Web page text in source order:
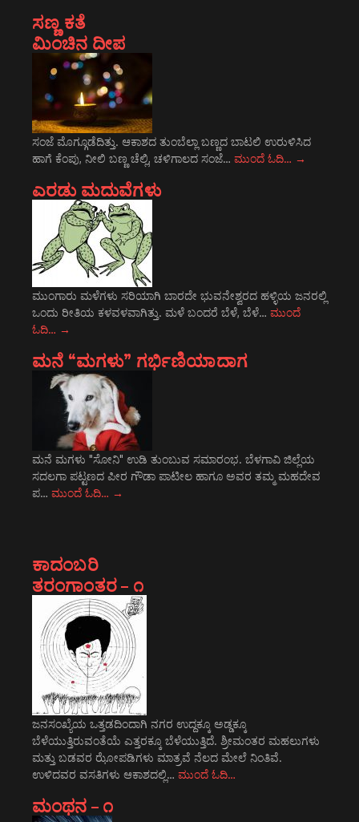
ಸಣ್ಣ ಕತೆ
ಮಿಂಚಿನ ದೀಪ
ಸಂಜೆ ಮೊಗ್ಗೂಡೆದಿತ್ತು. ಆಕಾಶದ ತುಂಬೆಲ್ಲಾ ಬಣ್ಣದ ಬಾಟಲಿ ಉರುಳಿಸಿದ
ಹಾಗೆ ಕೆಂಪು, ನೀಲಿ ಬಣ್ಣ ಚೆಲ್ಲಿ, ಚಳಿಗಾಲದ ಸಂಜೆ… ಮುಂದೆ ಓದಿ… →
ಎರಡು ಮದುವೆಗಳು
ಮುಂಗಾರು ಮಳೆಗಳು ಸರಿಯಾಗಿ ಬಾರದೇ ಭುವನೇಶ್ವರದ ಹಳ್ಳಿಯ ಜನರಲ್ಲಿ
ಒಂದು ರೀತಿಯ ಕಳವಳವಾಗಿತ್ತು. ಮಳೆ ಬಂದರೆ ಬೆಳೆ, ಬೆಳೆ… ಮುಂದೆ
ಓದಿ… →
ಮನೆ “ಮಗಳು” ಗರ್ಭಿಣಿಯಾದಾಗ
ಮನೆ ಮಗಳು "ಸೋನಿ" ಉಡಿ ತುಂಬುವ ಸಮಾರಂಭ. ಬೆಳಗಾವಿ ಜಿಲ್ಲೆಯ
ಸದಲಗಾ ಪಟ್ಟಣದ ಪೀರ ಗೌಡಾ ಪಾಟೀಲ ಹಾಗೂ ಅವರ ತಮ್ಮ ಮಹದೇವ
ಪ… ಮುಂದೆ ಓದಿ… →
ಕಾದಂಬರಿ
ತರಂಗಾಂತರ – ೧
ಜನಸಂಖ್ಯೆಯ ಒತ್ತಡದಿಂದಾಗಿ ನಗರ ಉದ್ದಕ್ಕೂ ಅಡ್ಡಕ್ಕೂ
ಬೆಳೆಯುತ್ತಿರುವಂತೆಯೆ ಎತ್ತರಕ್ಕೂ ಬೆಳೆಯುತ್ತಿದೆ. ಶ್ರೀಮಂತರ ಮಹಲುಗಳು
ಮತ್ತು ಬಡವರ ಝೋಪಡಿಗಳು ಮಾತ್ರವೆ ನೆಲದ ಮೇಲೆ ನಿಂತಿವೆ.
ಉಳಿದವರ ವಸತಿಗಳು ಆಕಾಶದಲ್ಲಿ… ಮುಂದೆ ಓದಿ…
ಮಂಥನ – ೧